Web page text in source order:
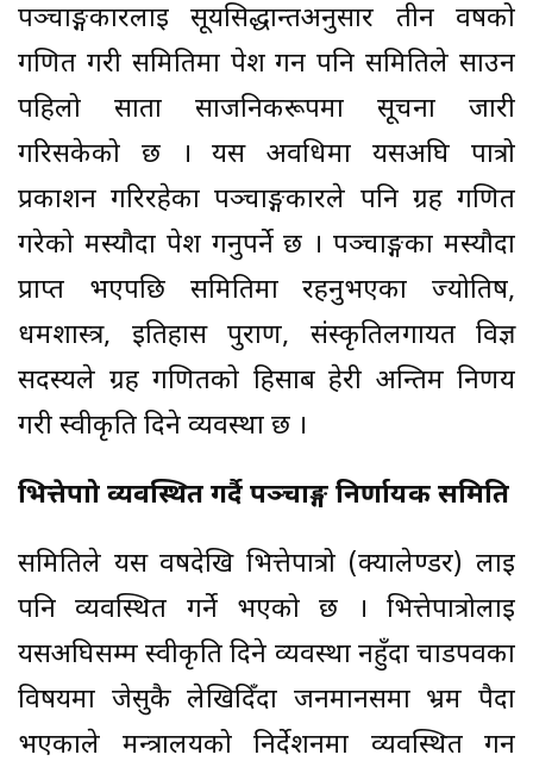
पञ्चाङ्गकारलाई सूर्यसिद्धान्तअनुसार तीन वर्षको
गणित गरी समितिमा पेश गर्न पनि समितिले साउन
पहिलो साता र्साजनिकरूपमा सूचना जारी
गरिसकेको छ । यस अवधिमा यसअघि पात्रो
प्रकाशन गरिरहेका पञ्चाङ्गकारले पनि ग्रह गणित
गरेको मस्यौदा पेश गर्नुपर्ने छ । पञ्चाङ्गका मस्यौदा
प्राप्त भएपछि समितिमा रहनुभएका ज्योतिष,
धर्मशास्त्र, इतिहास पुराण, संस्कृतिलगायत विज्ञ
सदस्यले ग्रह गणितको हिसाब हेरी अन्तिम निर्णय
गरी स्वीकृति दिने व्यवस्था छ ।
भित्तेपात्रो व्यवस्थित गर्दै पञ्चाङ्ग निर्णायक समिति
समितिले यस वर्षदेखि भित्तेपात्रो (क्यालेण्डर) लाई
पनि व्यवस्थित गर्ने भएको छ । भित्तेपात्रोलाई
यसअघिसम्म स्वीकृति दिने व्यवस्था नहुँदा चाडपर्वका
विषयमा जेसुकै लेखिदिँदा जनमानसमा भ्रम पैदा
भएकाले मन्त्रालयको निर्देशनमा व्यवस्थित गर्न